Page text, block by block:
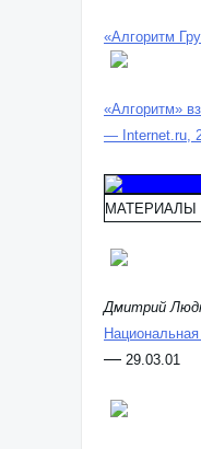
«Алгоритм
«Алгоритм»
— Internet.ru,
МАТЕРИАЛЫ
Дмитрий
— 29.03.01